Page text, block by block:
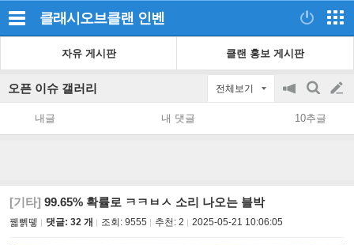
클래시오브클랜 인벤
자유 게시판 클랜 홍보 게시판
오픈 이슈 갤러리 전체보기
공
지
on/off
검
색
글
쓰
내글 내 댓글 10추글
[기타] 99.65% 확률로 ㅋㅋㅂㅅ 소리 나오는 블박
꿻뻵뗗 댓글: 32 개 조회: 9555 추천: 2 2025-05-21 10:06:05